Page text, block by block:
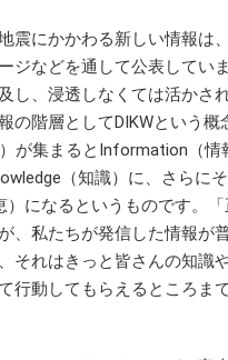
震にかかわる新しい情報は
ジなどを通して公表してい
し、浸透しなくては活かさ
の階層としてDIKWという概
が集まるとInformation（情
（知識）に、さらに
）になるというものです。
、私たちが発信した情報が
それはきっと皆さんの知識
行動してもらえるところま